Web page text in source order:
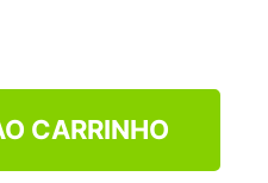
CARRINHO